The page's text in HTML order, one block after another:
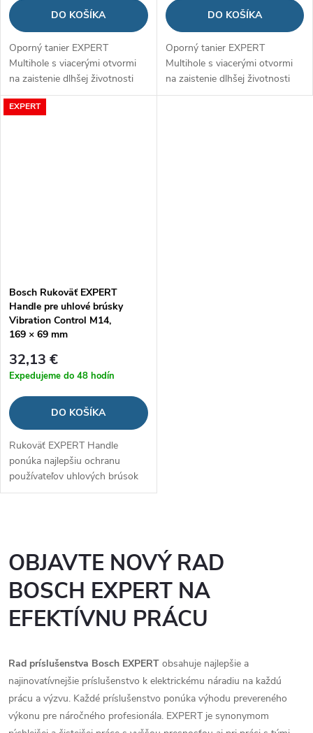
DO KOŠÍKA
Oporný tanier EXPERT
Multihole s viacerými otvormi
na zaistenie dlhšej životnosti
brúsneho papiera
DO KOŠÍKA
Oporný tanier EXPERT
Multihole s viacerými otvormi
na zaistenie dlhšej životnosti
brúsneho papiera
EXPERT
Bosch Rukoväť EXPERT
Handle pre uhlové brúsky
Vibration Control M14,
169 × 69 mm
32,13 €
Expedujeme do 48 hodín
DO KOŠÍKA
Rukoväť EXPERT Handle
ponúka najlepšiu ochranu
používateľov uhlových brúsok
v
l
á
a
c
OBJAVTE NOVÝ RAD
BOSCH EXPERT NA
EFEKTÍVNU PRÁCU
Rad príslušenstva Bosch EXPERT obsahuje najlepšie a
najinovatívnejšie príslušenstvo k elektrickému náradiu na každú
prácu a výzvu. Každé príslušenstvo ponúka výhodu prevereného
výkonu pre náročného profesionála. EXPERT je synonymom